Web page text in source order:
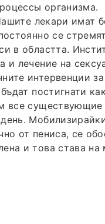
организма.
лекари имат
се
в областта.
и лечение на
интервенции
постигнати
все
от пениса, се
и това става на